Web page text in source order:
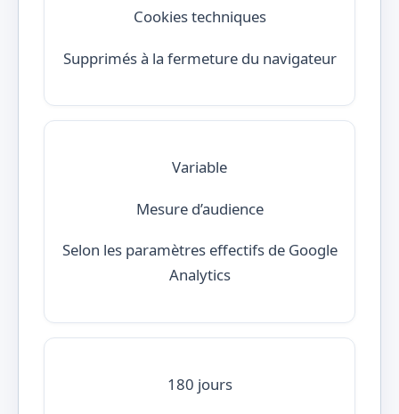
Cookies techniques
Supprimés à la fermeture du navigateur
Variable
Mesure d’audience
Selon les paramètres effectifs de Google
Analytics
180 jours